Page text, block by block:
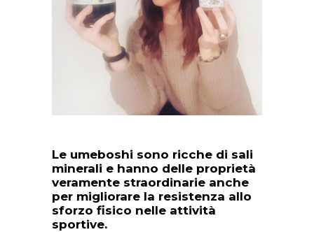
Le umeboshi sono ricche di sali
minerali e hanno delle proprietà
veramente straordinarie anche
per migliorare la resistenza allo
sforzo fisico nelle attività
sportive.